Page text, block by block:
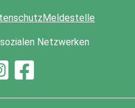
Meldestelle
Netzwerken